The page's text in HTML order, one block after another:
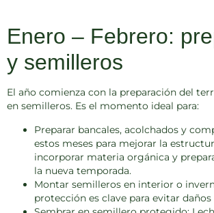
Enero – Febrero:
y semilleros
El año comienza con la preparación del
en semilleros. Es el momento ideal para:
Preparar bancales, acolchados y
estos meses para mejorar la
incorporar materia orgánica y
la nueva temporada.
Montar semilleros en interior o
protección es clave para evitar daños